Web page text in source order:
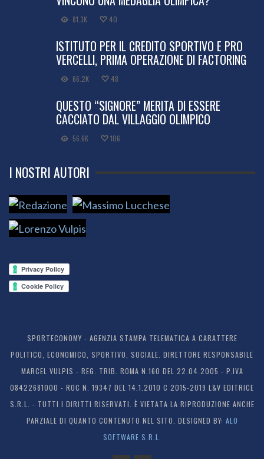
81.3K 40
ISTITUTO PER IL CREDITO SPORTIVO E PRO
VERCELLI, PRIMA OPERAZIONE DI FACTORING
66.2K 48
QUESTO “SIGNORE” MERITA DI ESSERE
CACCIATO DAL VILLAGGIO OLIMPICO
56.6K 106
I NOSTRI AUTORI
SPORTECONOMY - AGENZIA STAMPA TELEMATICA A CARATTERE
POLITICO, ECONOMICO, SPORTIVO, SOCIALE. DIRETTORE RESPONSABILE
MARCEL VULPIS - REG. TRIB. ROMA N.160 DEL 22.04.2005 - P.IVA
08422681000 - ROC N. 19347 DEL 14.1.2010 C 2015-2019 L&V EDITRICE
S.R.L. - TUTTI I DIRITTI RISERVATI. È VIETATA LA RIPRODUZIONE ANCHE
PARZIALE DI QUANTO CONTENUTO NEL SITO. DESIGNED BY: ALO
SOFTWARE S.R.L.